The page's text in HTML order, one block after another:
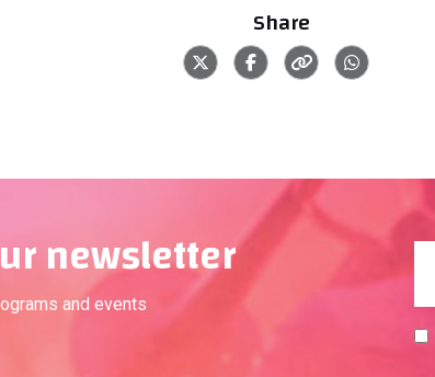
Share
newsletter
and events